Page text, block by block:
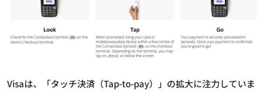
Visaは、「タッチ決済（Tap-to-pay）」の拡大に注力していま